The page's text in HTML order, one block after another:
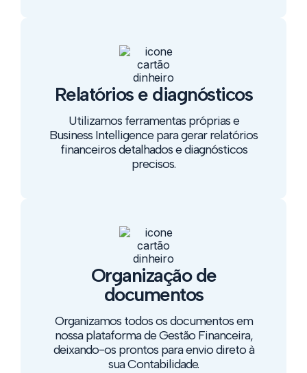
Relatórios e diagnósticos
Utilizamos ferramentas próprias e
Business Intelligence para gerar relatórios
financeiros detalhados e diagnósticos
precisos.
Organização de
documentos
Organizamos todos os documentos em
nossa plataforma de Gestão Financeira,
deixando-os prontos para envio direto à
sua Contabilidade.